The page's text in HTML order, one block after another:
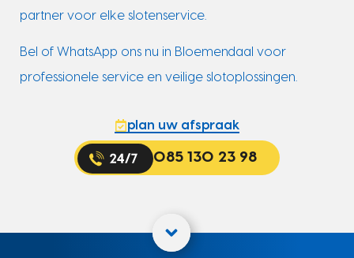
partner voor elke slotenservice.
Bel of WhatsApp ons nu in Bloemendaal voor
professionele service en veilige slotoplossingen.
plan uw afspraak
085 130 23 98